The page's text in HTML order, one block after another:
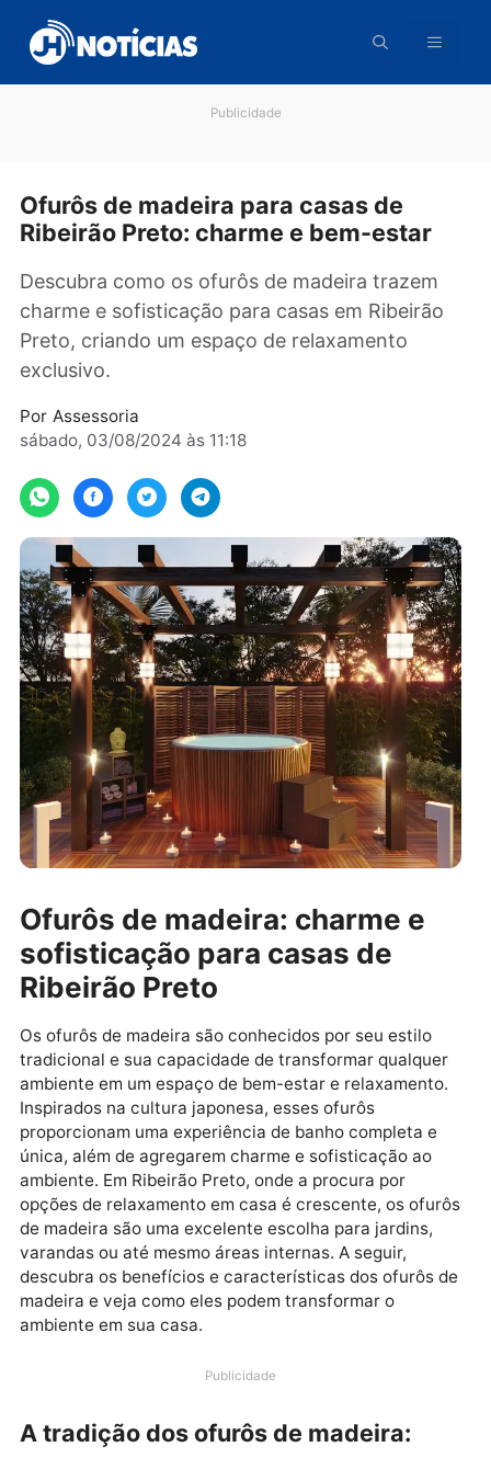
para
conteúdo
Ofurôs de madeira para casas de
Descubra como os ofurôs de madeira trazem
charme e sofisticação para casas em
Preto, criando um espaço de relaxamento
exclusivo.
sábado, 03/08/2024 às 11:18
Ofurôs de madeira: charme e
sofisticação para casas de
Ribeirão Preto
Os ofurôs de madeira são conhecidos por seu estilo
tradicional e sua capacidade de transformar
ambiente em um espaço de bem-estar e
Inspirados na cultura japonesa, esses ofurôs
proporcionam uma experiência de banho completa e
única, além de agregarem charme e sofisticação ao
ambiente. Em Ribeirão Preto, onde a procura por
opções de relaxamento em casa é crescente, os
descubra os benefícios e características dos ofurôs
madeira e veja como eles podem transformar o